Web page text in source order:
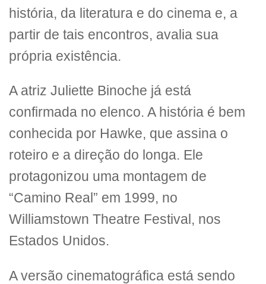
história, da literatura e do cinema e, a
partir de tais encontros, avalia sua
própria existência.
A atriz Juliette Binoche já está
confirmada no elenco. A história é bem
conhecida por Hawke, que assina o
roteiro e a direção do longa. Ele
protagonizou uma montagem de
“Camino Real” em 1999, no
Williamstown Theatre Festival, nos
Estados Unidos.
A versão cinematográfica está sendo